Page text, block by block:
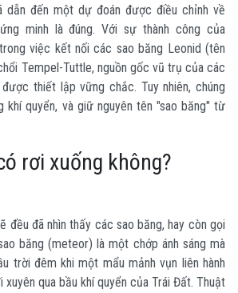
dẫn đến một dự đoán được điều chỉnh về
minh là đúng. Với sự thành công của
việc kết nối các sao băng Leonid (tên
Tempel-Tuttle, nguồn gốc vũ trụ của các
thiết lập vững chắc. Tuy nhiên, chúng
khí quyển, và giữ nguyên tên "sao băng" từ
rơi xuống không?
đều đã nhìn thấy các sao băng, hay còn gọi
băng (meteor) là một chớp ánh sáng mà
trời đêm khi một mẩu mảnh vụn liên hành
xuyên qua bầu khí quyển của Trái Đất. Thuật